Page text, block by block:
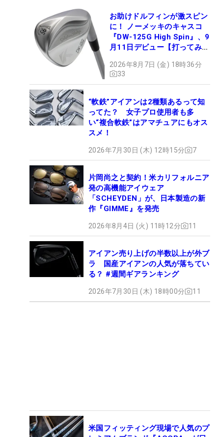
お助けドルフィンが激スピン
に！ ノーメッキのキャスコ
『DW-125G High Spin』、9
月11日デビュー【打ってみ
2026年8月7日 (金) 18時36分
33
“軟鉄”アイアンは2種類あるって知
ってた？ 女子プロ使用者も多
い“複合軟鉄”はアマチュアにもオス
スメ！
2026年7月30日 (木) 12時15分 7
片岡尚之と契約！米カリフォルニア
発の高機能アイウェア
「SCHEYDEN」が、日本製造の新
作『GIMME』を発売
2026年8月4日 (火) 11時12分 11
アイアン売り上げの半数以上が外ブ
ラ 国産アイアンの人気が落ちてい
る？ #週間ギアランキング
2026年7月30日 (木) 18時00分 11
米国フィッティング現場で人気のプ